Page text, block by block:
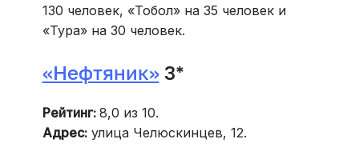
130 человек, «Тобол» на 35 человек и
«Тура» на 30 человек.
«Нефтяник»3*
Рейтинг: 8,0 из 10.
Адрес:улица Челюскинцев, 12.